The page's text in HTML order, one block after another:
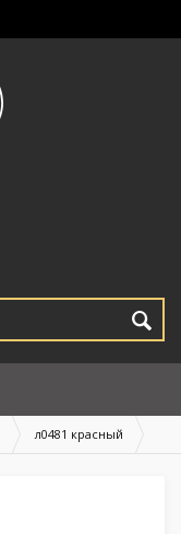
л0481 красный